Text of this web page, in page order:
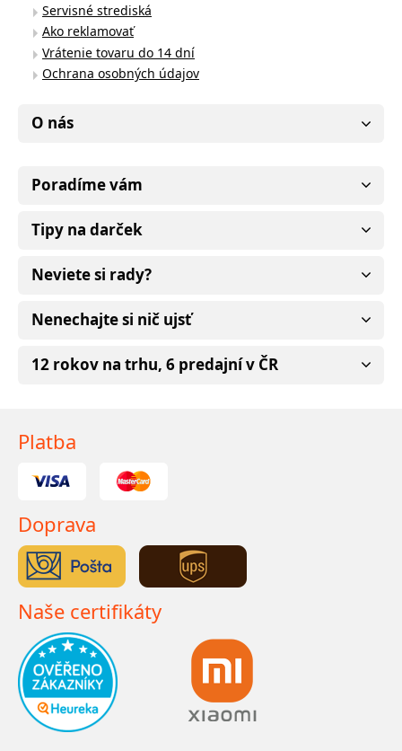
Servisné strediská
Ako reklamovať
Vrátenie tovaru do 14 dní
Ochrana osobných údajov
O nás
Poradíme vám
Tipy na darček
Neviete si rady?
Nenechajte si nič ujsť
12 rokov na trhu, 6 predajní v ČR
Platba
Doprava
Naše certifikáty